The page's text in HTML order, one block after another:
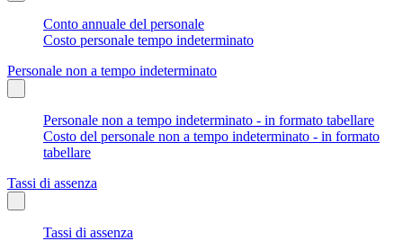
Conto annuale del personale
Costo personale tempo indeterminato
Personale non a tempo indeterminato
Personale non a tempo indeterminato - in formato tabellare
Costo del personale non a tempo indeterminato - in formato
tabellare
Tassi di assenza
Tassi di assenza